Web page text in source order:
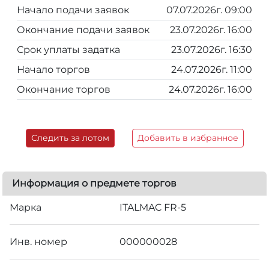
Начало подачи заявок
07.07.2026г. 09:00
Окончание подачи заявок
23.07.2026г. 16:00
Срок уплаты задатка
23.07.2026г. 16:30
Начало торгов
24.07.2026г. 11:00
Окончание торгов
24.07.2026г. 16:00
Следить за лотом Добавить в избранное
Информация о предмете торгов
Марка ITALMAC FR-5
Инв. номер 000000028